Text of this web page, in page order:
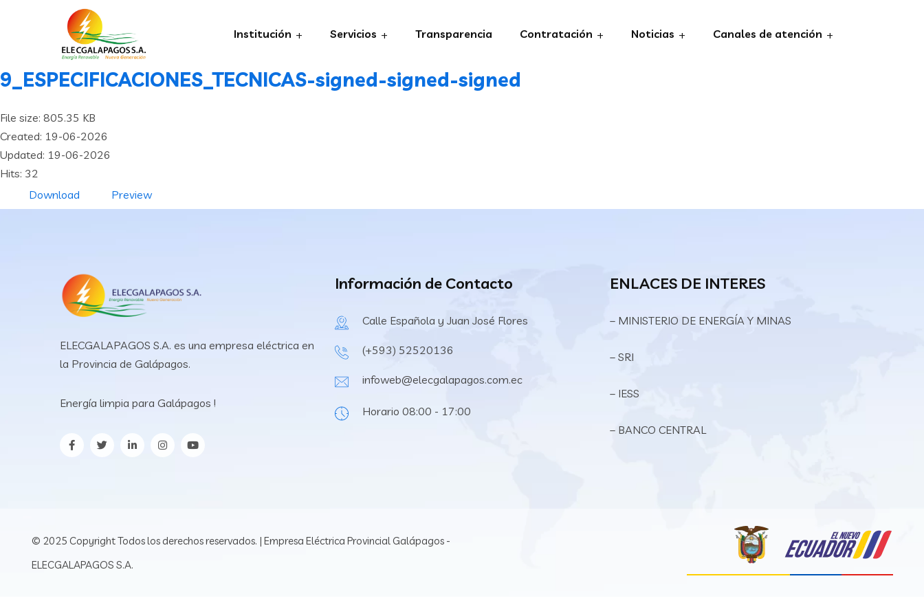
Institución Servicios Transparencia Contratación Noticias Canales de atención
9_ESPECIFICACIONES_TECNICAS-signed-signed-signed
File size: 805.35 KB
Created: 19-06-2026
Updated: 19-06-2026
Hits: 32
Download
Preview
ELECGALAPAGOS S.A. es una empresa eléctrica en
la Provincia de Galápagos.
Energía limpia para Galápagos !
Información de Contacto
Calle Española y Juan José Flores
(+593) 52520136
infoweb@elecgalapagos.com.ec
Horario 08:00 - 17:00
ENLACES DE INTERES
– MINISTERIO DE ENERGÍA Y MINAS
– SRI
– IESS
– BANCO CENTRAL
© 2025 Copyright Todos los derechos reservados. | Empresa Eléctrica Provincial Galápagos -
ELECGALAPAGOS S.A.